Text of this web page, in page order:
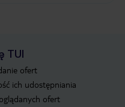
TUI
ofert
ich udostępniania
ofert